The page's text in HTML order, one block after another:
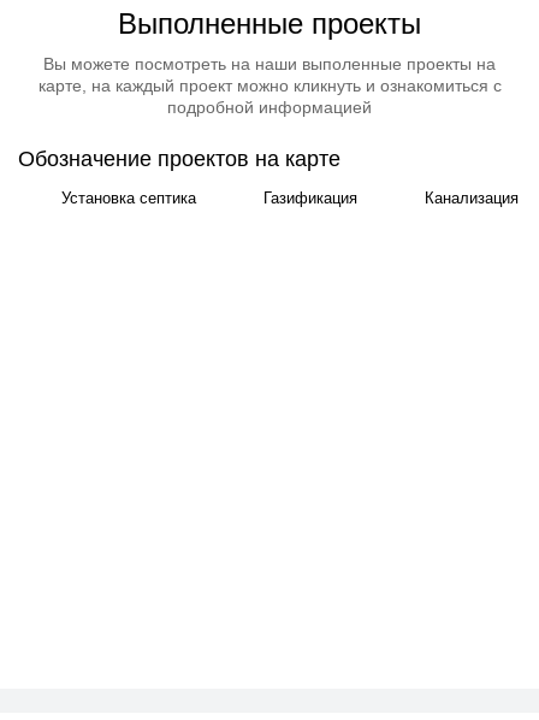
Выполненные проекты
Вы можете посмотреть на наши выполенные проекты на
карте, на каждый проект можно кликнуть и ознакомиться с
подробной информацией
Обозначение проектов на карте
Установка септика Газификация Канализация